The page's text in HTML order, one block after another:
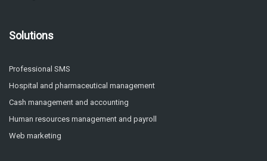
Solutions
Professional SMS
Hospital and pharmaceutical management
Cash management and accounting
Human resources management and payroll
Web marketing